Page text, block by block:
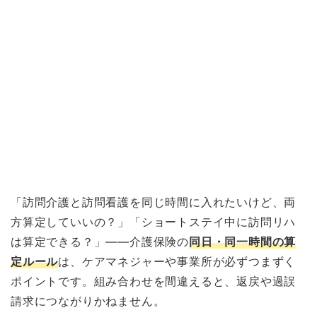
「訪問介護と訪問看護を同じ時間に入れたいけど、両
方算定していいの？」「ショートステイ中に訪問リハ
は算定できる？」——介護保険の同日・同一時間の算
定ルールは、ケアマネジャーや事業所が必ずつまずく
ポイントです。組み合わせを間違えると、返戻や過誤
請求につながりかねません。